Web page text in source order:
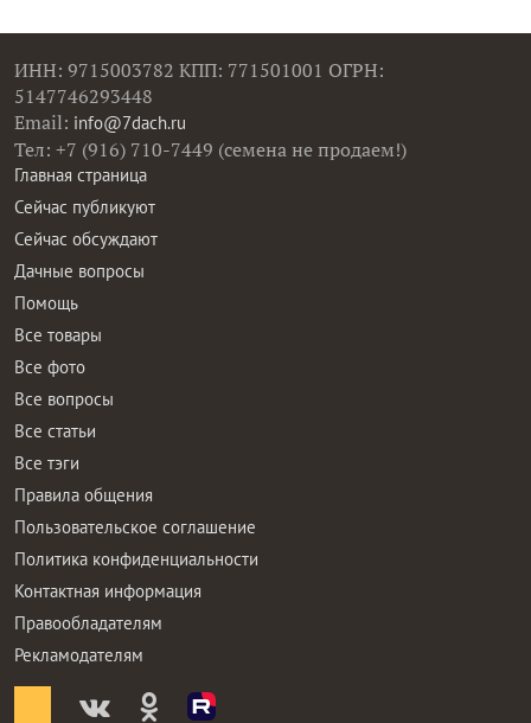
ИНН: 9715003782 КПП: 771501001 ОГРН:
5147746293448
Email: info@7dach.ru
Тел: +7 (916) 710-7449 (семена не продаем!)
Главная страница
Сейчас публикуют
Сейчас обсуждают
Дачные вопросы
Помощь
Все товары
Все фото
Все вопросы
Все статьи
Все тэги
Правила общения
Пользовательское соглашение
Политика конфиденциальности
Контактная информация
Правообладателям
Рекламодателям